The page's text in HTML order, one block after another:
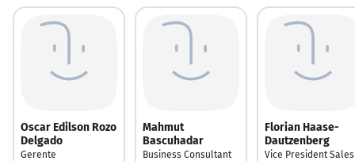
Oscar Edilson Rozo
Delgado
Gerente
Mahmut
Bascuhadar
Business Consultant
Florian Haase-
Dautzenberg
Vice President Sales